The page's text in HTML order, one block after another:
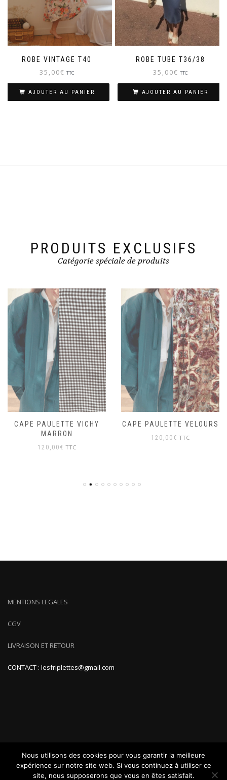
ROBE VINTAGE T40
35,00€ TTC
AJOUTER AU PANIER
ROBE TUBE T36/38
35,00€ TTC
AJOUTER AU PANIER
PRODUITS EXCLUSIFS
Catégorie spéciale de produits
CAPE PAULETTE VELOURS
120,00€ TTC
KIMONO JEANNE FLEURS
95,00 € TTC
MENTIONS LEGALES
CGV
LIVRAISON ET RETOUR
CONTACT : lesfriplettes@gmail.com
ShopIslepropulsé parWordPress
Nous utilisons des cookies pour vous garantir la meilleure
expérience sur notre site web. Si vous continuez à utiliser ce
site, nous supposerons que vous en êtes satisfait.